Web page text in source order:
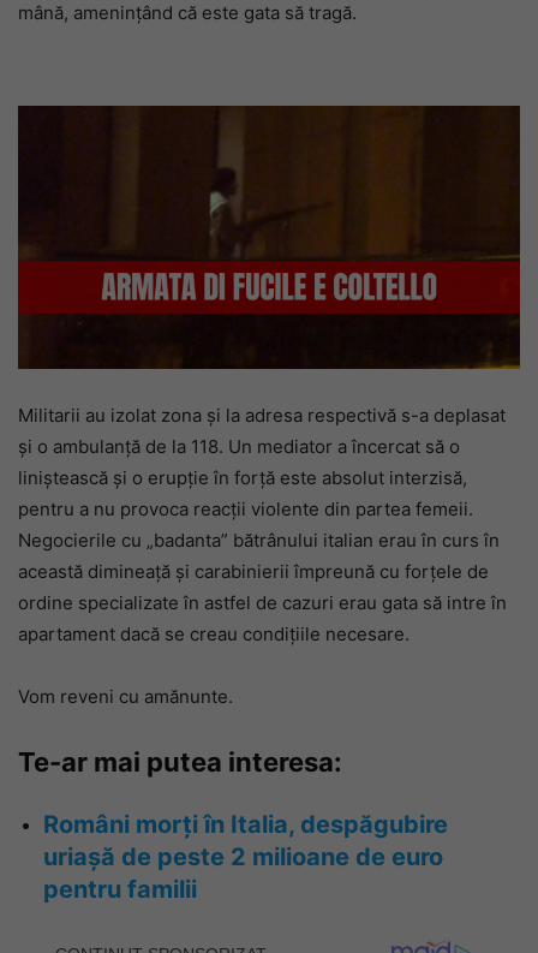
mână, amenințând că este gata să tragă.
Militarii au izolat zona și la adresa respectivă s-a deplasat
și o ambulanță de la 118. Un mediator a încercat să o
liniștească și o erupție în forță este absolut interzisă,
pentru a nu provoca reacții violente din partea femeii.
Negocierile cu „badanta” bătrânului italian erau în curs în
această dimineață și carabinierii împreună cu forțele de
ordine specializate în astfel de cazuri erau gata să intre în
apartament dacă se creau condițiile necesare.
Vom reveni cu amănunte.
Te-ar mai putea interesa:
Români morți în Italia, despăgubire
uriașă de peste 2 milioane de euro
pentru familii